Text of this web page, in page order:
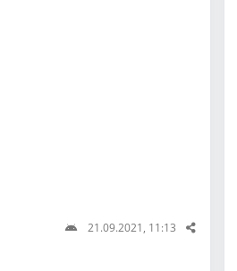
21.09.2021, 11:13